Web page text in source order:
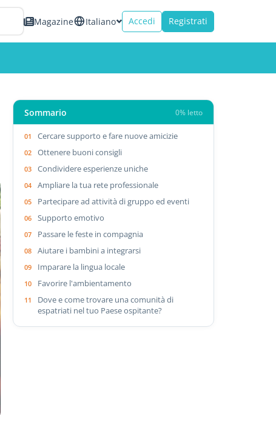
Magazine Italiano Accedi Registrati
Sommario 0% letto
Cercare supporto e fare nuove amicizie
Ottenere buoni consigli
Condividere esperienze uniche
Ampliare la tua rete professionale
Partecipare ad attività di gruppo ed eventi
Supporto emotivo
Passare le feste in compagnia
Aiutare i bambini a integrarsi
Imparare la lingua locale
Favorire l'ambientamento
Dove e come trovare una comunità di
espatriati nel tuo Paese ospitante?